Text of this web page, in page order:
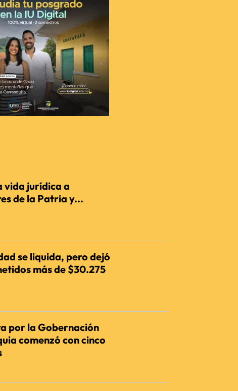
vida jurídica a
de la Patria y...
se liquida, pero dejó
más de $30.275
por la Gobernación
comenzó con cinco